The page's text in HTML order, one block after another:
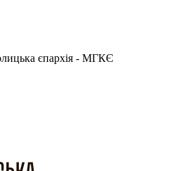
єпархія - МГКЄ